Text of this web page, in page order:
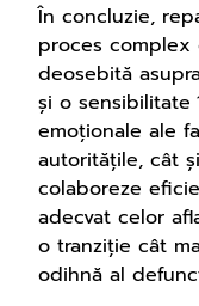
În concluzie,
proces
deosebită
și o sensibilitate
emoționale ale
autoritățile, cât
colaboreze
adecvat celor
o tranziție cât
odihnă al